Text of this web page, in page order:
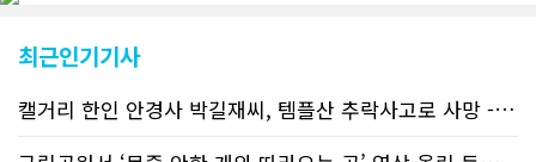
등재가 지연되곤 했으나 동포사회의 뜨
신기사를 매일 웹에 올리는 것으로 정책
최근인기기사
캘거리 한인 안경사 박길재씨, 템플산 추락사고로 사망 - 헬기 구조..